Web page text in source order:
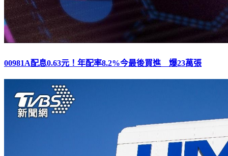
00981A配息0.63元！年配率8.2%今最後買進 爆23萬張